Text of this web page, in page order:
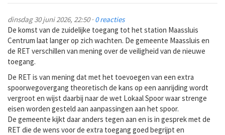
dinsdag 30 juni 2026, 22:50 · 0 reacties
De komst van de zuidelijke toegang tot het station Maassluis
Centrum laat langer op zich wachten. De gemeente Maassluis en
de RET verschillen van mening over de veiligheid van de nieuwe
toegang.
De RET is van mening dat met het toevoegen van een extra
spoorwegovergang theoretisch de kans op een aanrijding wordt
vergroot en wijst daarbij naar de wet Lokaal Spoor waar strenge
eisen worden gesteld aan aanpassingen aan het spoor.
De gemeente kijkt daar anders tegen aan en is in gesprek met de
RET die de wens voor de extra toegang goed begrijpt en